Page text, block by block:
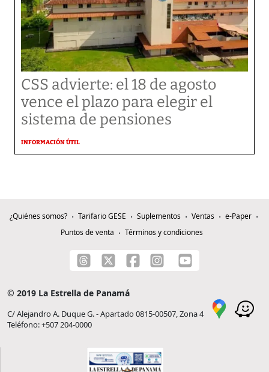
CSS advierte: el 18 de agosto
vence el plazo para elegir el
sistema de pensiones
INFORMACIÓN ÚTIL
¿Quiénes somos? Tarifario GESE Suplementos Ventas
e-Paper
Puntos de venta
Términos y condiciones
© 2019 La Estrella de Panamá
C/ Alejandro A. Duque G. - Apartado 0815-00507, Zona 4
Teléfono: +507 204-0000